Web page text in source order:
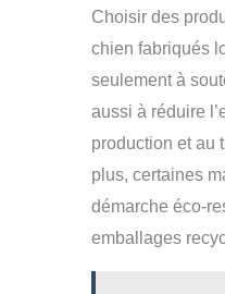
Choisir des
chien fabriqués
seulement à
aussi à réduire
production et au
plus, certaines
démarche éco-
emballages